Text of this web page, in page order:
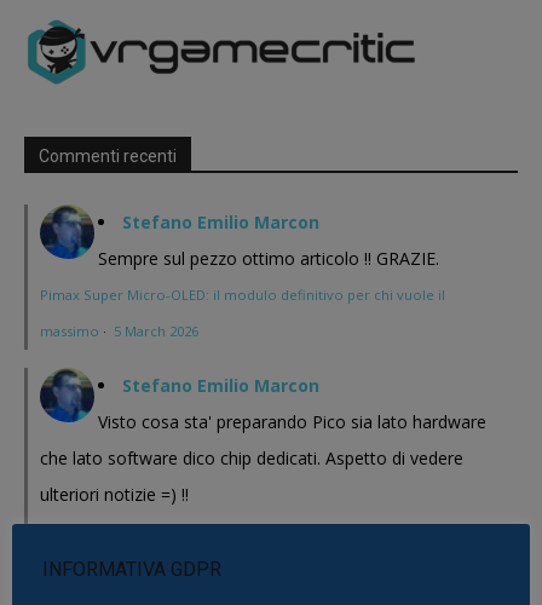
Commenti recenti
Stefano Emilio Marcon
Sempre sul pezzo ottimo articolo !! GRAZIE.
Pimax Super Micro-OLED: il modulo definitivo per chi vuole il
massimo · 5 March 2026
Stefano Emilio Marcon
Visto cosa sta' preparando Pico sia lato hardware
che lato software dico chip dedicati. Aspetto di vedere
ulteriori notizie =) !!
massimo · 5 March 2026
INFORMATIVA GDPR